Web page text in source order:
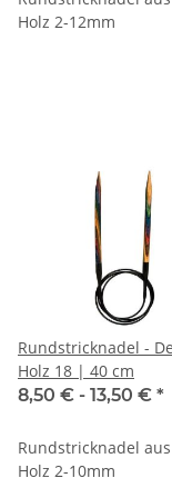
Holz 2-12mm
Rundstricknadel -
Holz 18 | 40 cm
8,50 € - 13,50 € *
Rundstricknadel
Holz 2-10mm